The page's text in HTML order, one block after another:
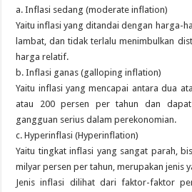
a. Inflasi sedang (moderate inflation)
Yaitu inflasi yang ditandai dengan harga-
lambat, dan tidak terlalu menimbulkan
harga relatif.
b. Inflasi ganas (galloping inflation)
Yaitu inflasi yang mencapai antara dua
atau 200 persen per tahun dan dapat
gangguan serius dalam perekonomian.
c. Hyperinflasi (Hyperinflation)
Yaitu tingkat inflasi yang sangat parah,
milyar persen per tahun, merupakan jenis
Jenis inflasi dilihat dari faktor-faktor